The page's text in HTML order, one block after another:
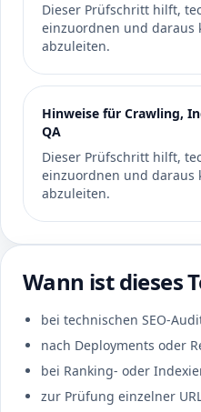
Dieser Prüfschritt hilft,
einzuordnen und daraus
abzuleiten.
Hinweise für Crawling,
QA
Dieser Prüfschritt hilft,
einzuordnen und daraus
abzuleiten.
Wann ist dieses
bei technischen SEO-
nach Deployments oder
bei Ranking- oder
zur Prüfung einzelner